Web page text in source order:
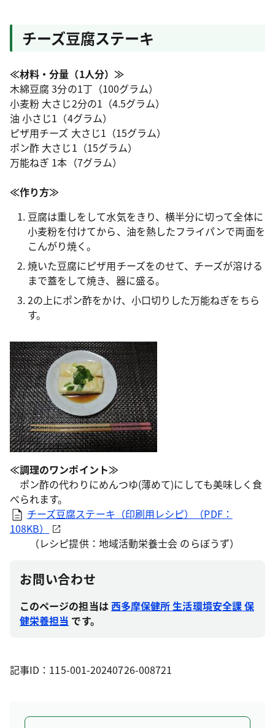
チーズ豆腐ステーキ
≪材料・分量（1人分）≫
木綿豆腐 3分の1丁（100グラム）
小麦粉 大さじ2分の1（4.5グラム）
油 小さじ1（4グラム）
ピザ用チーズ 大さじ1（15グラム）
ポン酢 大さじ1（15グラム）
万能ねぎ 1本（7グラム）
≪作り方≫
豆腐は重しをして水気をきり、横半分に切って全体に
小麦粉を付けてから、油を熱したフライパンで両面を
こんがり焼く。
焼いた豆腐にピザ用チーズをのせて、チーズが溶ける
まで蓋をして焼き、器に盛る。
2の上にポン酢をかけ、小口切りした万能ねぎをちら
す。
≪調理のワンポイント≫
ポン酢の代わりにめんつゆ(薄めて)にしても美味しく食
べられます。
チーズ豆腐ステーキ（印刷用レシピ）（PDF：
108KB）
（レシピ提供：地域活動栄養士会 のらぼうず）
お問い合わせ
このページの担当は西多摩保健所 生活環境安全課 保
健栄養担当 です。
記事ID：115-001-20240726-008721